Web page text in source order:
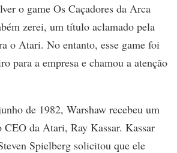
o game Os Caçadores da Arca
zerei, um título aclamado pela
o Atari. No entanto, esse game foi
para a empresa e chamou a atenção
de 1982, Warshaw recebeu um
CEO da Atari, Ray Kassar. Kassar
Spielberg solicitou que ele